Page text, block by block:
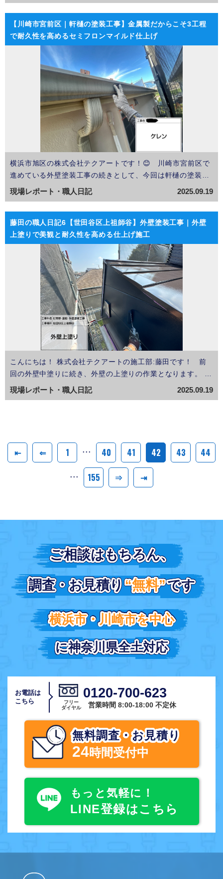
が、実は劣化が進みやすく、錆や塗膜の剥がれを放置す…
【川崎市宮前区｜軒樋の塗装工事】金属製だからこそ3工程
で耐久性を高めるセミフロンマイルド仕上げ
横浜市旭区の株式会社テクアートです！😊 川崎市宮前区で
進めている外壁塗装工事の続きとして、今回は軒樋の塗装を
ご紹介します。 普段よく見る軒樋は、樹脂（塩ビ製）が主
💡 金属製はどうしても価格は上がりますが、…
現場レポート・職人日記 2025.09.19
藤田の職人日記6【世田谷区上祖師谷】外壁塗装工事｜外壁
上塗りで美観と耐久性を高める仕上げ施工
こんにちは！ 株式会社テクアートの施工部:藤田です！ 前
回の外壁中塗りに続き、外壁の上塗りの作業となります。
🔴工事内容 • 工事件名：付帯部・屋根・外壁塗装工事 • 工事
現場レポート・職人日記 2025.09.19
⇤ ⇐ 1 ... 40 41 42 43 44
... 155 ⇒ ⇥
ご相談はもちろん、
調査・お見積り“無料”です
ご相談はもちろん、
調査・お見積り“無料”です
横浜市・川崎市を中心
に神奈川県全土対応
横浜市・川崎市を中心
に神奈川県全土対応
お電話は
こちら
0120-700-623
フリー
ダイヤル
営業時間 8:00-18:00 不定休
無料調査・お見積り
24時間受付中
もっと気軽に！
LINE登録はこちら